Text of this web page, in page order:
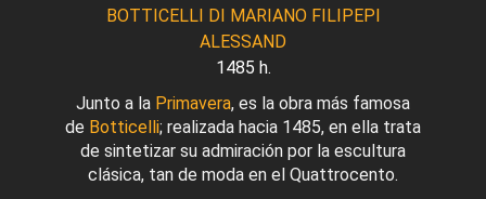
BOTTICELLI DI MARIANO FILIPEPI
ALESSAND
1485 h.
Junto a la Primavera, es la obra más famosa
de Botticelli; realizada hacia 1485, en ella trata
de sintetizar su admiración por la escultura
clásica, tan de moda en el Quattrocento.